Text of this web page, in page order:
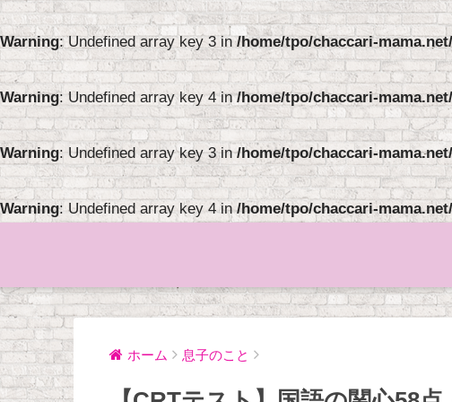
Warning: Undefined array key 3 in/home/tpo/chaccari-
Warning: Undefined array key 4 in/home/tpo/chaccari-
Warning: Undefined array key 3 in/home/tpo/chaccari-
Warning: Undefined array key 4 in/home/tpo/chaccari-
ホーム 息子のこと